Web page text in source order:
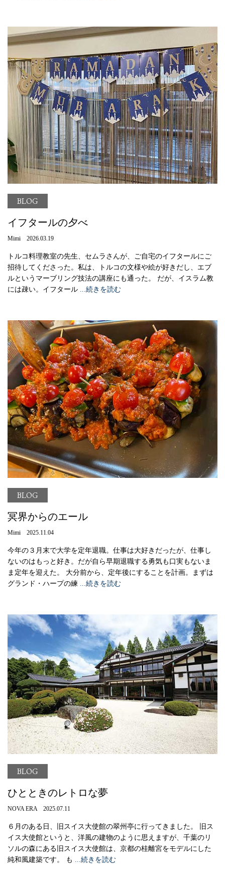
BLOG
イフタールの夕べ
Mimi 2026.03.19
トルコ料理教室の先生、セムラさんが、ご自宅のイフタールにご
招待してくださった。私は、トルコの文様や絵が好きだし、エブ
ルというマーブリング技法の講座にも通った。 だが、イスラム教
には疎い。イフタール ...続きを読む
BLOG
冥界からのエール
Mimi 2025.11.04
今年の３月末で大学を定年退職。仕事は大好きだったが、仕事し
ないのはもっと好き。だが自ら早期退職する勇気も口実もないま
ま定年を迎えた。 大分前から、定年後にすることを計画。まずは
グランド・ハープの練
...続きを読む
BLOG
ひとときのレトロな夢
NOVA ERA 2025.07.11
６月のある日、旧スイス大使館の翠州亭に行ってきました。 旧ス
イス大使館というと、洋風の建物のように思えますが、千葉のリ
ソルの森にある旧スイス大使館は、京都の桂離宮をモデルにした
純和風建築です。 も
...続きを読む